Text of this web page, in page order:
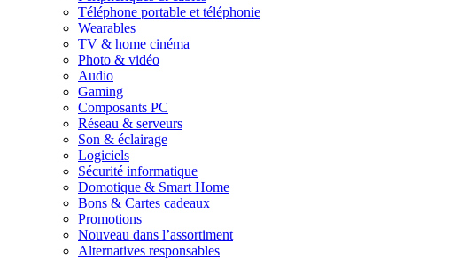
Téléphone portable et téléphonie
Wearables
TV & home cinéma
Photo & vidéo
Audio
Gaming
Composants PC
Réseau & serveurs
Son & éclairage
Logiciels
Sécurité informatique
Domotique & Smart Home
Bons & Cartes cadeaux
Promotions
Nouveau dans l’assortiment
Alternatives responsables